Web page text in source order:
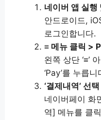
네이버 앱 실행
안드로이드,
로그인합니다.
≡ 메뉴 클릭 >
왼쪽 상단 ‘≡’
‘Pay’를 누릅니
‘결제내역’ 선택
네이버페이 화
역] 메뉴를 클